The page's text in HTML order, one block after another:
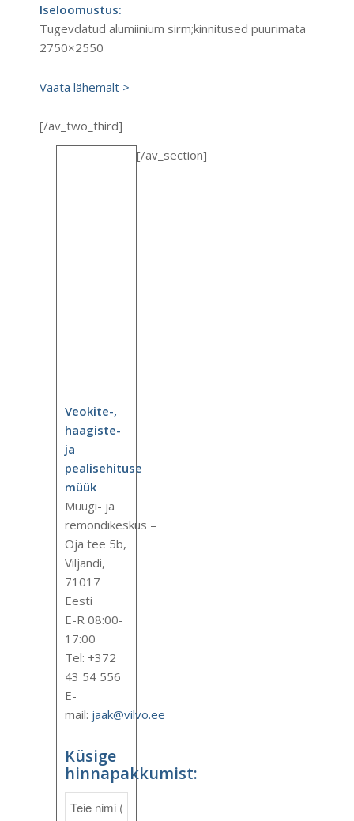
Iseloomustus:
Tugevdatud alumiinium sirm;kinnitused puurimata
2750×2550
Vaata lähemalt >
[/av_two_third]
Veokite-,
haagiste-
ja
pealisehituse
müük
Müügi- ja
remondikeskus –
Oja tee 5b,
Viljandi,
71017
Eesti
E-R 08:00-
17:00
Tel: +372
43 54 556
E-
mail: jaak@vilvo.ee
Küsige
hinnapakkumist:
[/av_section]